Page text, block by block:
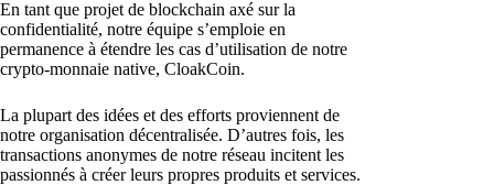
En tant que projet de blockchain axé sur la
confidentialité, notre équipe s’emploie en
permanence à étendre les cas d’utilisation de notre
crypto-monnaie native, CloakCoin.
La plupart des idées et des efforts proviennent de
notre organisation décentralisée. D’autres fois, les
transactions anonymes de notre réseau incitent les
passionnés à créer leurs propres produits et services.